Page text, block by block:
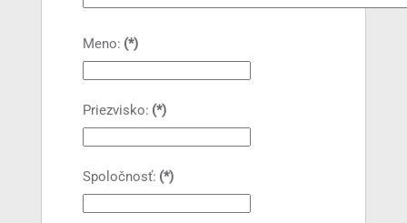
Meno: (*)
Priezvisko: (*)
Spoločnosť: (*)